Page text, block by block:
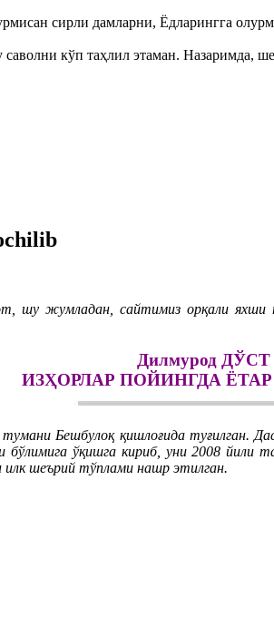
сирли дамларни, Ёдларингга
кўп таҳлил этаман. Назаримда,
шу жумладан, сайтимиз орқали
Дилмурод ДЎСТ
ИЗҲОРЛАР ПОЙИНГДА
Бешбулоқ қишлоғида туғилган.
бўлимига ўқишга кириб, уни 2008
шеърий тўплами нашр этилган.